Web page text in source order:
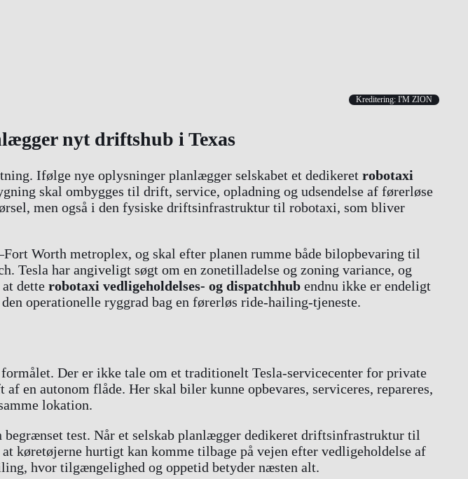
Kreditering: I'M ZION
nyt driftshub i Texas
Ifølge nye oplysninger planlægger selskabet et dedikeret robotaxi
skal ombygges til drift, service, opladning og udsendelse af førerløse
men også i den fysiske driftsinfrastruktur til robotaxi, som bliver
Worth metroplex, og skal efter planen rumme både bilopbevaring til
Tesla har angiveligt søgt om en zonetilladelse og zoning variance, og
dette robotaxi vedligeholdelses- og dispatchhub endnu ikke er endeligt
operationelle ryggrad bag en førerløs ride-hailing-tjeneste.
Der er ikke tale om et traditionelt Tesla-servicecenter for private
en autonom flåde. Her skal biler kunne opbevares, serviceres, repareres,
lokation.
test. Når et selskab planlægger dedikeret driftsinfrastruktur til
køretøjerne hurtigt kan komme tilbage på vejen efter vedligeholdelse af
hvor tilgængelighed og oppetid betyder næsten alt.